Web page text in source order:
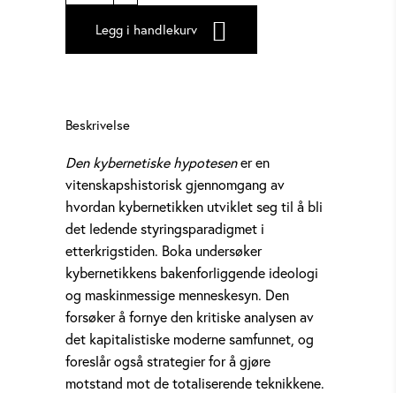
hypotesen
quantityLegg i handlekurv
Beskrivelse
Den kybernetiske hypotesener en
vitenskapshistorisk gjennomgang av
hvordan kybernetikken utviklet seg til å bli
det ledende styringsparadigmet i
etterkrigstiden. Boka undersøker
kybernetikkens bakenforliggende ideologi
og maskinmessige menneskesyn. Den
forsøker å fornye den kritiske analysen av
det kapitalistiske moderne samfunnet, og
foreslår også strategier for å gjøre
motstand mot de totaliserende teknikkene.